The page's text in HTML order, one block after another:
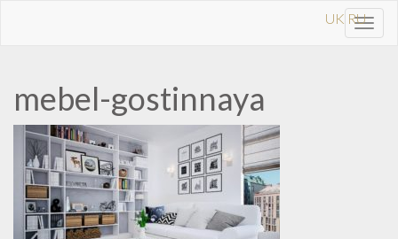
mebel-gostinnaya
UK RU